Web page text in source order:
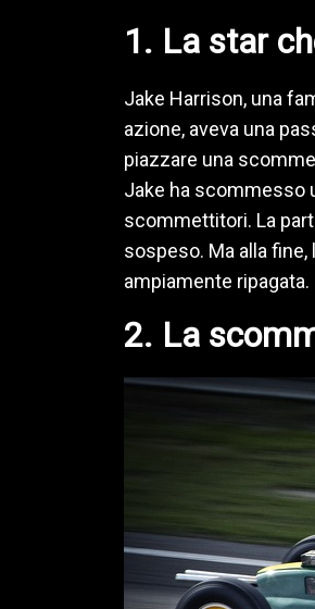
1. La star
Jake Harrison, una
azione, aveva una
piazzare una
Jake ha scommesso
scommettitori. La
sospeso. Ma alla
ampiamente ripagata.
2. La